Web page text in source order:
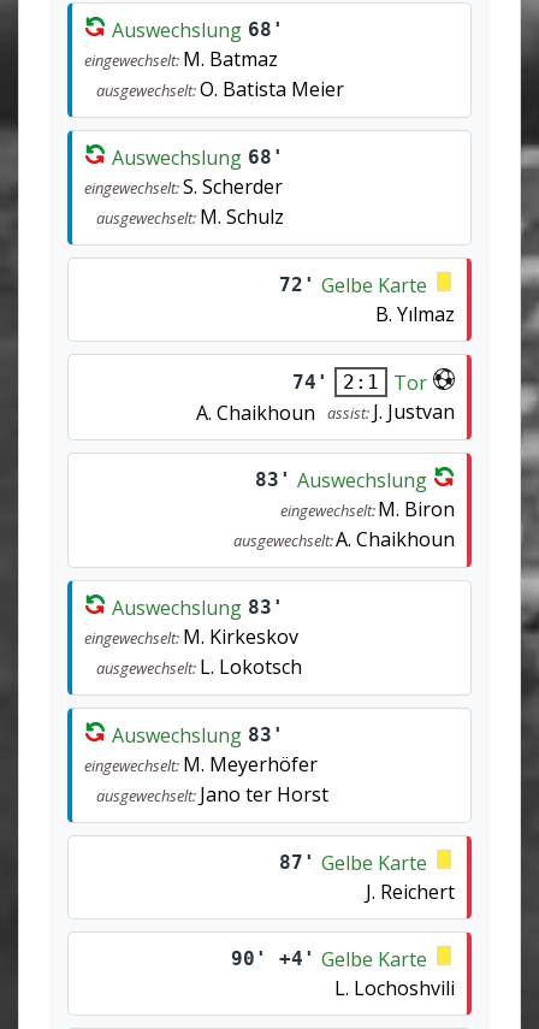
Auswechslung 68'
eingewechselt: M. Batmaz
ausgewechselt:O. Batista Meier
Auswechslung 68'
eingewechselt:S. Scherder
ausgewechselt: M. Schulz
72' Gelbe Karte
B. Yılmaz
74' 2:1
Tor
A. Chaikhoun
assist: J. Justvan
83' Auswechslung
eingewechselt:M. Biron
ausgewechselt:A. Chaikhoun
Auswechslung 83'
eingewechselt: M. Kirkeskov
ausgewechselt: L. Lokotsch
Auswechslung 83'
eingewechselt: M. Meyerhöfer
ausgewechselt: Jano ter Horst
87' Gelbe Karte
J. Reichert
90' +4' Gelbe Karte
L. Lochoshvili